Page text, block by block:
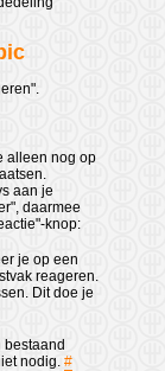
alleen nog op
aan je
daarmee
knop:
je op een
reageren.
Dit doe je
bestaand
nodig. #